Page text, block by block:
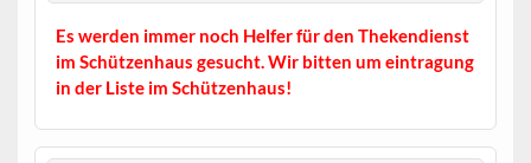
Es werden immer noch Helfer für den Thekendienst
im Schützenhaus gesucht. Wir bitten um eintragung
in der Liste im Schützenhaus!